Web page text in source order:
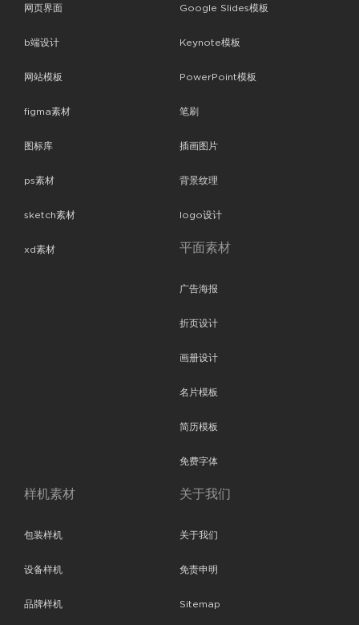
网页界面
b端设计
网站模板
figma素材
图标库
ps素材
sketch素材
xd素材
Google Slides模板
Keynote模板
PowerPoint模板
笔刷
插画图片
背景纹理
logo设计
平面素材
广告海报
折页设计
画册设计
名片模板
简历模板
免费字体
样机素材
包装样机
设备样机
品牌样机
关于我们
关于我们
免责申明
Sitemap